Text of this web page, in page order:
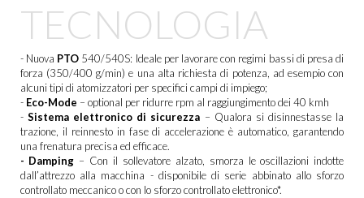
TECNOLOGIA
- Nuova PTO 540/540S: Ideale per lavorare con regimi bassi di presa di
forza (350/400 g/min) e una alta richiesta di potenza, ad esempio con
alcuni tipi di atomizzatori per specifici campi di impiego;
- Eco-Mode – optional per ridurre rpm al raggiungimento dei 40 kmh
- Sistema elettronico di sicurezza – Qualora si disinnestasse la
trazione, il reinnesto in fase di accelerazione è automatico, garantendo
una frenatura precisa ed efficace.
- Damping – Con il sollevatore alzato, smorza le oscillazioni indotte
dall’attrezzo alla macchina - disponibile di serie abbinato allo sforzo
controllato meccanico o con lo sforzo controllato elettronico*.